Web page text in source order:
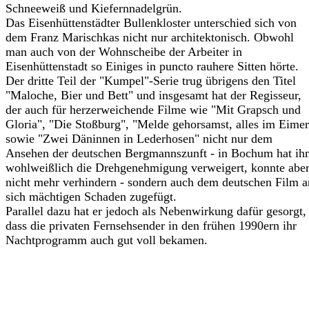
Schneeweiß und Kiefernnadelgrün.
Das Eisenhüttenstädter Bullenkloster unterschied sich von
dem Franz Marischkas nicht nur architektonisch. Obwohl
man auch von der Wohnscheibe der Arbeiter in
Eisenhüttenstadt so Einiges in puncto rauhere Sitten hörte.
Der dritte Teil der "Kumpel"-Serie trug übrigens den Titel
"Maloche, Bier und Bett" und insgesamt hat der Regisseur,
der auch für herzerweichende Filme wie "Mit Grapsch und
Gloria", "Die Stoßburg", "Melde gehorsamst, alles im
sowie "Zwei Däninnen in Lederhosen" nicht nur dem
Ansehen der deutschen Bergmannszunft - in Bochum hat
wohlweißlich die Drehgenehmigung verweigert, konnte aber
nicht mehr verhindern - sondern auch dem deutschen Film
sich mächtigen Schaden zugefügt.
Parallel dazu hat er jedoch als Nebenwirkung dafür gesorgt,
dass die privaten Fernsehsender in den frühen 1990ern ihr
Nachtprogramm auch gut voll bekamen.